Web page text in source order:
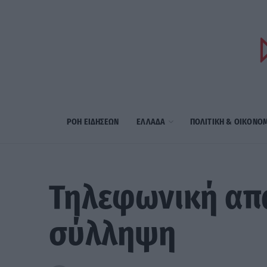
ΡΟΗ ΕΙΔΗΣΕΩΝ ΕΛΛΑΔΑ ΠΟΛΙΤΙΚΗ &
Τηλεφωνική
σύλληψη